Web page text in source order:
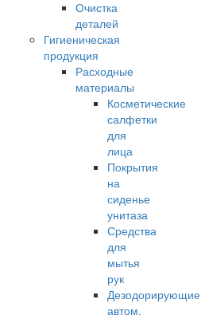
Очистка
деталей
Гигиеническая
продукция
Расходные
материалы
Косметические
салфетки
для
лица
Покрытия
на
сиденье
унитаза
Средства
для
мытья
рук
Дезодорирующие
автом.